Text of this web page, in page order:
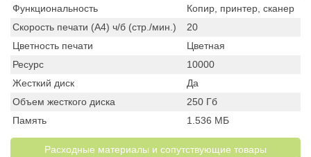
Функциональность
Копир, принтер, сканер
Скорость печати (А4) ч/б (стр./мин.)
20
Цветность печати
Цветная
Ресурс
10000
Жесткий диск
Да
Объем жесткого диска
250 Гб
Память
1.536 МБ
Расходные материалы и cопутствующие товары